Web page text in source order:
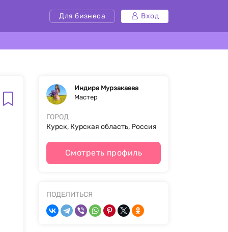
Для бизнеса Вход
Индира Мурзакаева
Мастер
ГОРОД
Курск, Курская область, Россия
Смотреть профиль
ПОДЕЛИТЬСЯ